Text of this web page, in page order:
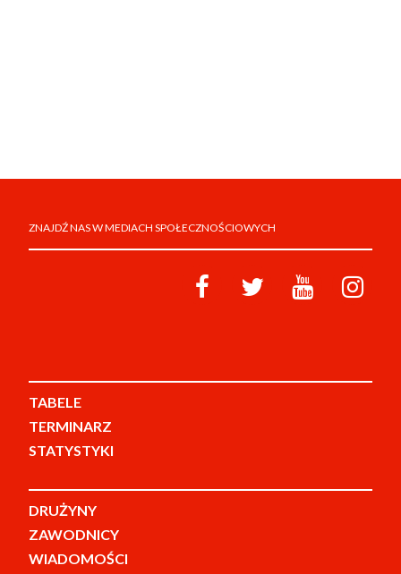
ZNAJDŹ NAS W MEDIACH SPOŁECZNOŚCIOWYCH
TABELE
TERMINARZ
STATYSTYKI
DRUŻYNY
ZAWODNICY
WIADOMOŚCI